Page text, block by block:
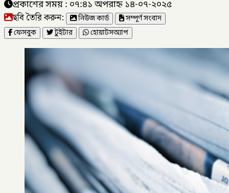
প্রকাশের সময় : ০৭:৪১ অপরাহ্ন ১৪-০৭-২০২৫
ছবি তৈরি করুন: নিউজ কার্ড
সম্পূর্ণ সংবাদ
ফেসবুক
টুইটার হোয়াটসঅ্যাপ